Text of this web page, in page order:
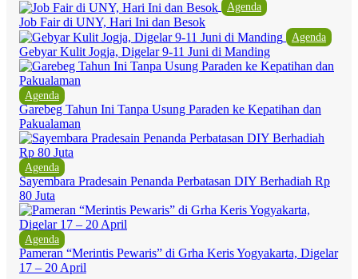
Agenda
Job Fair di UNY, Hari Ini dan Besok
Agenda
Gebyar Kulit Jogja, Digelar 9-11 Juni di Manding
Agenda
Garebeg Tahun Ini Tanpa Usung Paraden ke Kepatihan dan
Pakualaman
Agenda
Sayembara Pradesain Penanda Perbatasan DIY Berhadiah Rp
80 Juta
Agenda
Pameran “Merintis Pewaris” di Grha Keris Yogyakarta, Digelar
17 – 20 April